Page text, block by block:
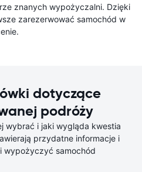
znanych wypożyczalni. Dzięki
zarezerwować samochód w
dotyczące
podróży
wybrać i jaki wygląda kwestia
przydatne informacje i
wypożyczyć samochód